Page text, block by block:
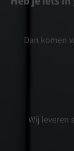
Dan komen
Wij leveren